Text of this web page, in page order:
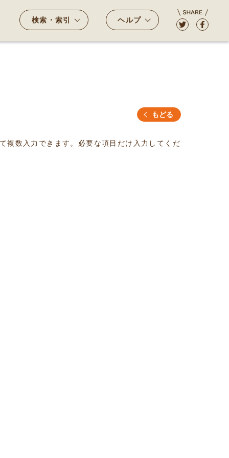
検索・索引 ヘルプ
もどる
複数入力できます。必要な項目だけ入力してくだ